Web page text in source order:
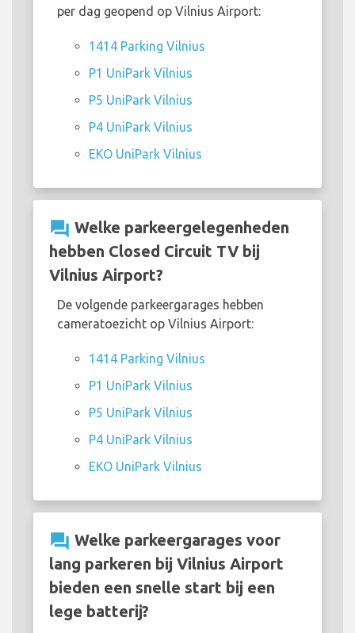
per dag geopend op Vilnius Airport:
1414 Parking Vilnius
P1 UniPark Vilnius
P5 UniPark Vilnius
P4 UniPark Vilnius
EKO UniPark Vilnius
question_answer Welke parkeergelegenheden
hebben Closed Circuit TV bij
Vilnius Airport?
De volgende parkeergarages hebben
cameratoezicht op Vilnius Airport:
1414 Parking Vilnius
P1 UniPark Vilnius
P5 UniPark Vilnius
P4 UniPark Vilnius
EKO UniPark Vilnius
question_answer Welke parkeergarages voor
lang parkeren bij Vilnius Airport
bieden een snelle start bij een
lege batterij?